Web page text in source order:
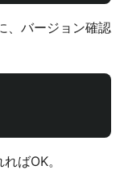
、バージョン確認
ばOK。